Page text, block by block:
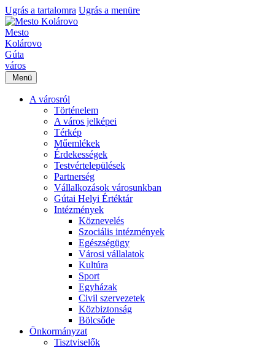
Ugrás a tartalomra Ugrás a menüre
Mesto
Kolárovo
Gúta
város
Menü
A városról
Történelem
A város jelképei
Térkép
Műemlékek
Érdekességek
Testvértelepülések
Partnerség
Vállalkozások városunkban
Gútai Helyi Értéktár
Intézmények
Köznevelés
Szociális intézmények
Egészségügy
Városi vállalatok
Kultúra
Sport
Egyházak
Civil szervezetek
Közbiztonság
Bölcsőde
Önkormányzat
Tisztviselők